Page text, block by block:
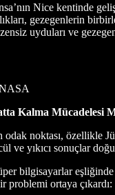
Nice kentinde
gezegenlerin
uyduları ve
Kalma Mücadelesi
odak noktası, özellikle
ve yıkıcı sonuçlar
bilgisayarlar
problemi ortaya çıkardı: